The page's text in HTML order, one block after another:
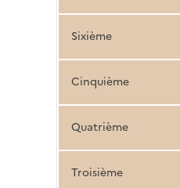
Sixième
Cinquième
Quatrième
Troisième